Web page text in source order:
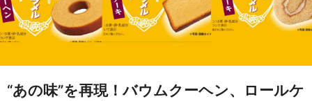
“あの味”を再現！バウムクーヘン、ロールケ